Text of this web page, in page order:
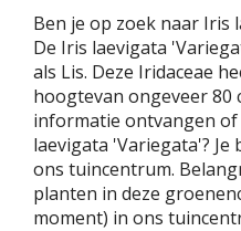
Ben je op zoek naar Iris
De Iris laevigata
als Lis. Deze Iridaceae
hoogtevan ongeveer 80
informatie ontvangen
laevigata 'Variegata'?
ons tuincentrum.
planten in deze
moment) in ons